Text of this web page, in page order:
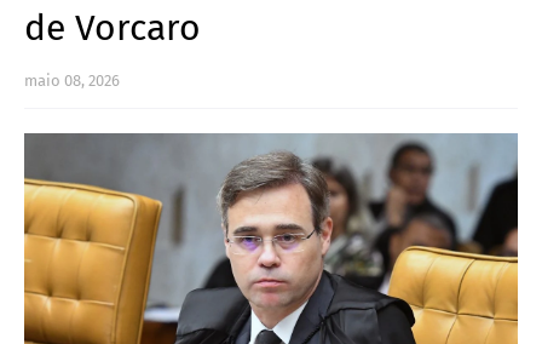
de Vorcaro
maio 08, 2026